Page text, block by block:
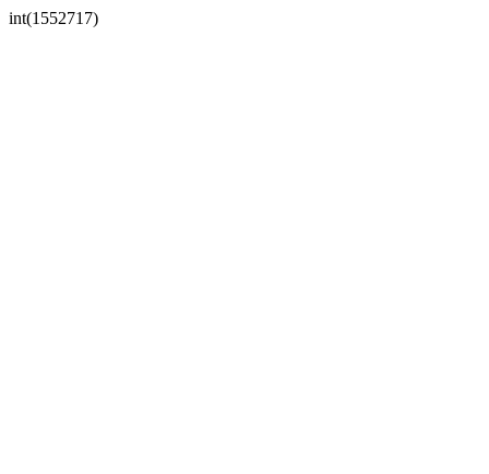
int(1552717)